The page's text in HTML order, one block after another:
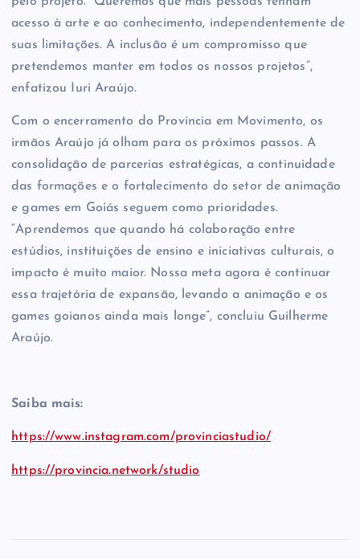
acesso à arte e ao conhecimento, independentemente de
suas limitações. A inclusão é um compromisso que
pretendemos manter em todos os nossos projetos”,
enfatizou Iuri Araújo.
Com o encerramento do Província em Movimento, os
irmãos Araújo já olham para os próximos passos. A
consolidação de parcerias estratégicas, a continuidade
das formações e o fortalecimento do setor de animação
e games em Goiás seguem como prioridades.
“Aprendemos que quando há colaboração entre
estúdios, instituições de ensino e iniciativas culturais, o
impacto é muito maior. Nossa meta agora é continuar
essa trajetória de expansão, levando a animação e os
games goianos ainda mais longe”, concluiu Guilherme
Araújo.
Saiba mais:
https://www.instagram.com/provinciastudio/
https://provincia.network/studio